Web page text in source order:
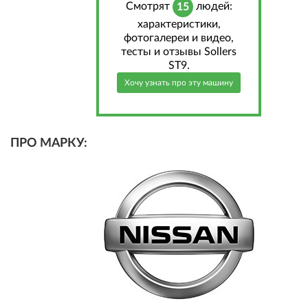
Cмотрят 15 людей:
характеристики,
фотогалереи и видео,
тесты и отзывы Sollers
ST9.
Хочу узнать про эту машину
ПРО МАРКУ: